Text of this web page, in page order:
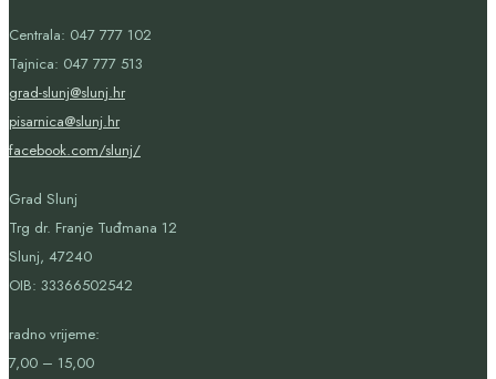
Centrala: 047 777 102
Tajnica: 047 777 513
grad-slunj@slunj.hr
pisarnica@slunj.hr
facebook.com/slunj/
Grad Slunj
Trg dr. Franje Tuđmana 12
Slunj, 47240
OIB: 33366502542
radno vrijeme:
7,00 – 15,00